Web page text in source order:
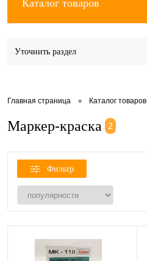
Каталог товаров
Уточнить раздел
Главная страница • Каталог товаров
Маркер-краска 2
Фильтр